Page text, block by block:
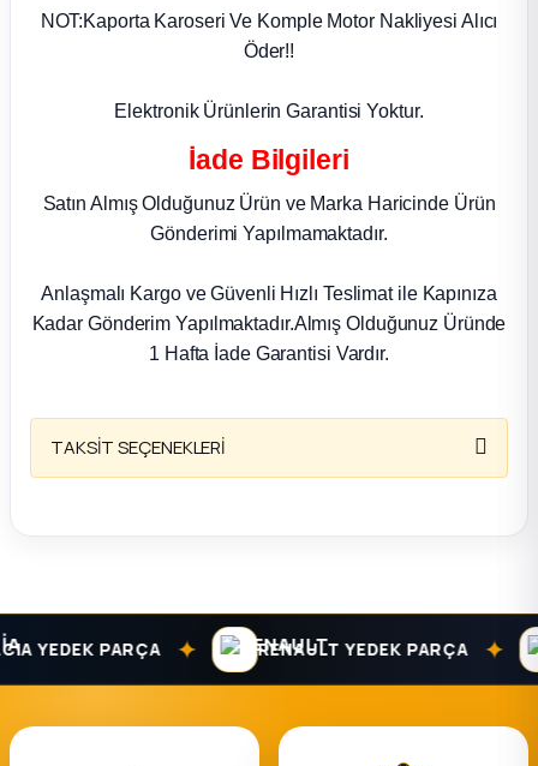
NOT:Kaporta Karoseri Ve Komple Motor Nakliyesi Alıcı
Öder!!
Elektronik Ürünlerin Garantisi Yoktur.
İade Bilgileri
Satın Almış Olduğunuz Ürün ve Marka Haricinde Ürün
Gönderimi Yapılmamaktadır.
Anlaşmalı Kargo ve Güvenli Hızlı Teslimat ile Kapınıza
Kadar Gönderim Yapılmaktadır.Almış Olduğunuz Üründe
1 Hafta İade Garantisi Vardır.
TAKSİT SEÇENEKLERİ
YEDEK PARÇA ✦ RENAULT YEDEK PARÇA ✦